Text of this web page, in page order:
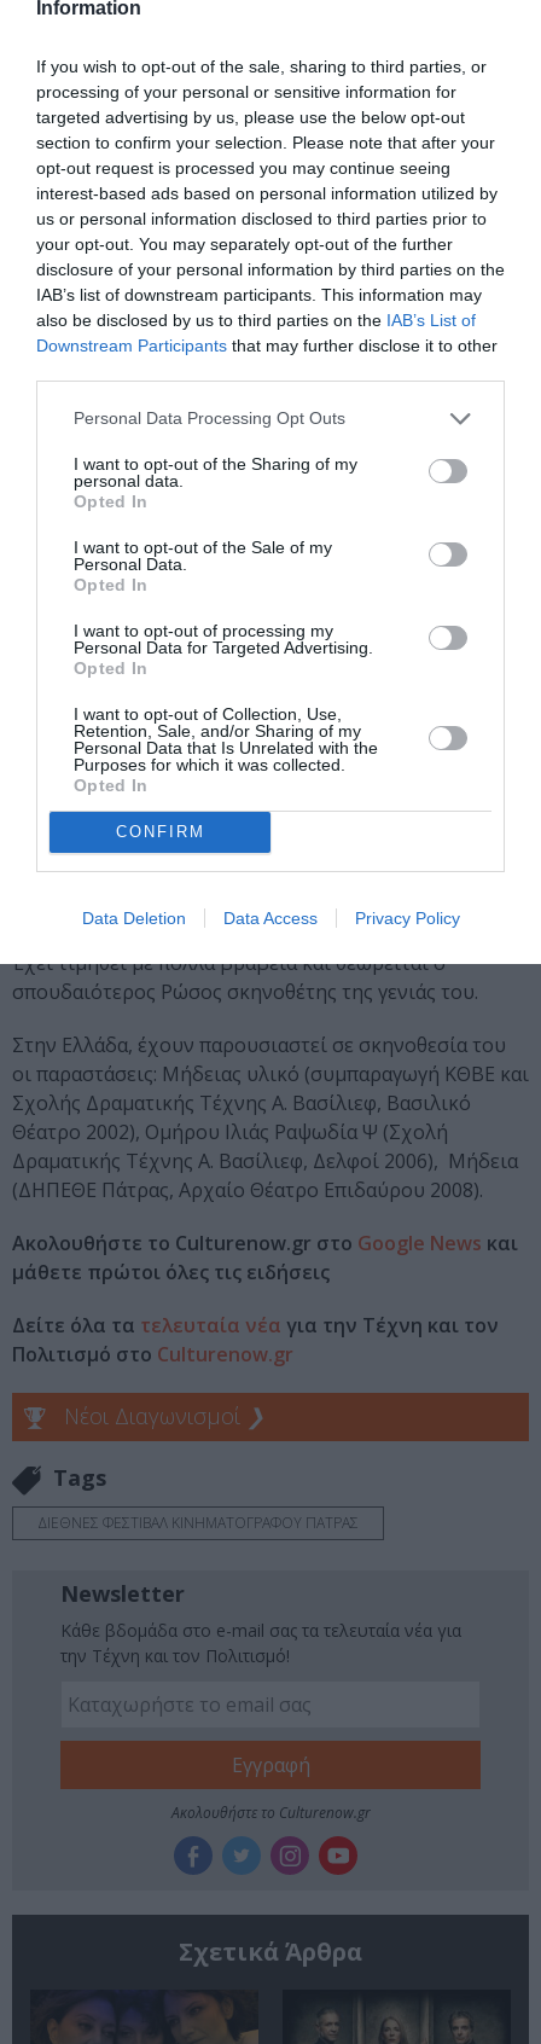
Information
If you wish to opt-out of the sale, sharing to third parties, or
processing of your personal or sensitive information for
targeted advertising by us, please use the below opt-out
section to confirm your selection. Please note that after your
opt-out request is processed you may continue seeing
interest-based ads based on personal information utilized by
us or personal information disclosed to third parties prior to
your opt-out. You may separately opt-out of the further
disclosure of your personal information by third parties on the
IAB’s list of downstream participants. This information may
also be disclosed by us to third parties on the IAB’s List of
Downstream Participants that may further disclose it to other
Personal Data Processing Opt Outs
I want to opt-out of the Sharing of my
personal data.
Opted In
I want to opt-out of the Sale of my
Personal Data.
Opted In
I want to opt-out of processing my
Personal Data for Targeted Advertising.
Opted In
I want to opt-out of Collection, Use,
Retention, Sale, and/or Sharing of my
Personal Data that Is Unrelated with the
Purposes for which it was collected.
Opted In
CONFIRM
Data Deletion Data Access Privacy Policy
ή στις επαρχίες, ένα κάλπικο θέατρο συγκρούσεων μεταξύ
θρησκειών και εθνικών ομάδων.
Ανατόλι Βασίλιεφ
Μετάφραση από τα αγγλικά και τα γαλλικά:Αγγέλα
Χριστοφίδου
Ανατόλι Βασίλιεφ:ο διεθνούς φήμης ρωσικής
καταγωγής σκηνοθέτης, παιδαγωγός και ερευνητής κι
ένας από τους σημαντικότερους ανθρώπους του
σύγχρονου θεάτρου σπούδασε στην Ακαδημία
Δραματικής Τέχνης της Μόσχας (GITIS). Από το 1973 και
Τέχνης της Μόσχας, το Θέατρο Στανισλάφσκι, το
Μπολσόι κά. Σταδιακά, άρχισε να αναγνωρίζεται
διεθνώς, σκηνοθετώντας παραστάσεις στην Κομεντί
Φρανσαίζ (1992), το Φεστιβάλ της Αβινιόν (1997), την
Kαρτουσερί της Αριάν Μνουσκίν (1998), το Θέατρο
Οντεόν (2006), αλλά και στην Ιταλία, τη Γερμανία, την
Ουγγαρία, τη Μεγάλη Βρετανία.
Παράλληλα, ασχολήθηκε με την διδασκαλία. Έχει
διδάξει στην Ακαδημία Δραματικής Τέχνης της Μόσχας
(GITIS), στο Ινστιτούτο Κινηματογράφου της Μόσχας
(VGIK), στην Ανώτατη Σχολή Θεάτρου της Λυόν
(ENSATT), το Ινστιτούτο Γκροτόφσκι στην Πολωνία. Το
1987 ίδρυσε στη Μόσχα τη δική του Σχολή Δραματικής
Τέχνης, που αποτέλεσε εργαστήριο πειραματισμού
επάνω στη φωνητική και σωματική εκπαίδευση του
ηθοποιού.
Έχει τιμηθεί με πολλά βραβεία και θεωρείται ο
σπουδαιότερος Ρώσος σκηνοθέτης της γενιάς του.
Στην Ελλάδα, έχουν παρουσιαστεί σε σκηνοθεσία του
οι παραστάσεις: Μήδειας υλικό (συμπαραγωγή ΚΘΒΕ και
Σχολής Δραματικής Τέχνης Α. Βασίλιεφ, Βασιλικό
Θέατρο 2002), Ομήρου Ιλιάς Ραψωδία Ψ (Σχολή
Δραματικής Τέχνης Α. Βασίλιεφ, Δελφοί 2006), Μήδεια
(ΔΗΠΕΘΕ Πάτρας, Αρχαίο Θέατρο Επιδαύρου 2008).
Ακολουθήστε το Culturenow.gr στο Google News και
μάθετε πρώτοι όλες τις ειδήσεις
Δείτε όλα τα τελευταία νέα για την Τέχνη και τον
Πολιτισμό στο Culturenow.gr
Νέοι Διαγωνισμοί ❯
Tags
ΔΙΕΘΝΕΣ ΦΕΣΤΙΒΑΛ ΚΙΝΗΜΑΤΟΓΡΑΦΟΥ ΠΑΤΡΑΣ
Newsletter
Κάθε βδομάδα στο e-mail σας τα τελευταία νέα για
την Τέχνη και τον Πολιτισμό!
Ακολουθήστε το Culturenow.gr
Σχετικά Άρθρα